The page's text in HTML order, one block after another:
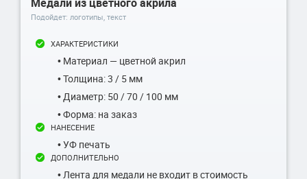
Подойдет: логотипы, текст
ХАРАКТЕРИСТИКИ
• Материал — цветной акрил
• Толщина: 3 / 5 мм
• Диаметр: 50 / 70 / 100 мм
• Форма: на заказ
НАНЕСЕНИЕ
• УФ печать
ДОПОЛНИТЕЛЬНО
• Лента для медали не входит в стоимость